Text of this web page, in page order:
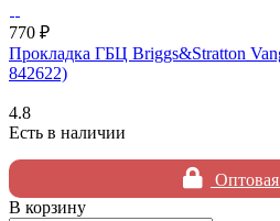
770 ₽
Прокладка ГБЦ Briggs&Stratton
842622)
4.8
Есть в наличии
В корзину